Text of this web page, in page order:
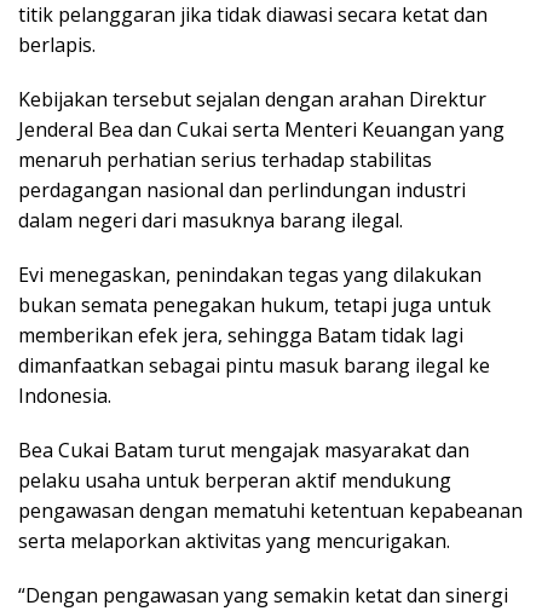
titik pelanggaran jika tidak diawasi secara ketat dan
berlapis.
Kebijakan tersebut sejalan dengan arahan Direktur
Jenderal Bea dan Cukai serta Menteri Keuangan yang
menaruh perhatian serius terhadap stabilitas
perdagangan nasional dan perlindungan industri
dalam negeri dari masuknya barang ilegal.
Evi menegaskan, penindakan tegas yang dilakukan
bukan semata penegakan hukum, tetapi juga untuk
memberikan efek jera, sehingga Batam tidak lagi
dimanfaatkan sebagai pintu masuk barang ilegal ke
Indonesia.
Bea Cukai Batam turut mengajak masyarakat dan
pelaku usaha untuk berperan aktif mendukung
pengawasan dengan mematuhi ketentuan kepabeanan
serta melaporkan aktivitas yang mencurigakan.
“Dengan pengawasan yang semakin ketat dan sinergi